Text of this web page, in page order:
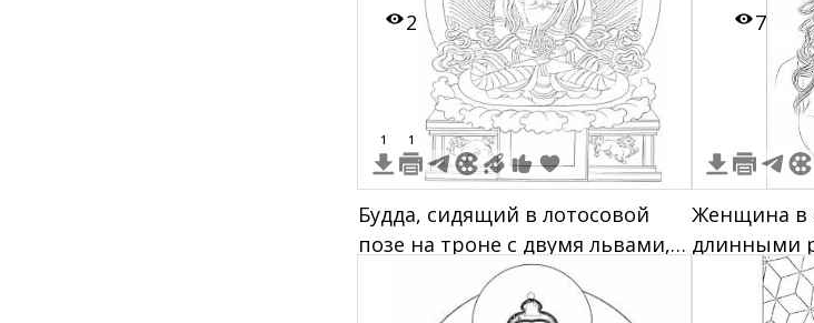
2
1 1
Будда, сидящий в лотосовой
позе на троне с двумя львами,
окруженный ореолом
7
Женщина в
длинными
волосами